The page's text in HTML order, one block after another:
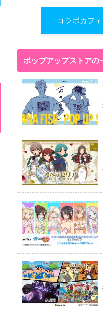
コラボカフ
ポップアップストアの